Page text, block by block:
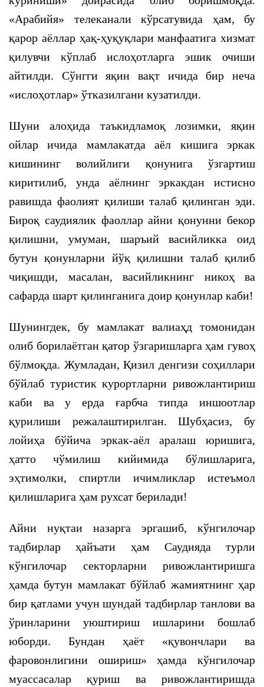
«Арабийя» телеканали кўрсатувида ҳам, бу
қарор аёллар ҳақ-ҳуқуқлари манфаатига хизмат
қилувчи кўплаб ислоҳотларга эшик очиши
айтилди. Сўнгги яқин вақт ичида бир неча
«ислоҳотлар» ўтказилгани кузатилди.
Шуни алоҳида таъкидламоқ лозимки, яқин
ойлар ичида мамлакатда аёл кишига эркак
кишининг волийлиги қонунига ўзгартиш
киритилиб, унда аёлнинг эркакдан истисно
равишда фаолият қилиши талаб қилинган эди.
Бироқ саудиялик фаоллар айни қонунни бекор
қилишни, умуман, шаръий васийликка оид
бутун қонунларни йўқ қилишни талаб қилиб
чиқишди, масалан, васийликнинг никоҳ ва
сафарда шарт қилинганига доир қонунлар каби!
Шунингдек, бу мамлакат валиаҳд томонидан
олиб борилаётган қатор ўзгаришларга ҳам гувоҳ
бўлмоқда. Жумладан, Қизил денгизи соҳиллари
бўйлаб туристик курортларни ривожлантириш
каби ва у ерда ғарбча типда иншоотлар
қурилиши режалаштирилган. Шубҳасиз, бу
лойиҳа бўйича эркак-аёл аралаш юришига,
ҳатто чўмилиш кийимида бўлишларига,
эҳтимолки, спиртли ичимликлар истеъмол
қилишларига ҳам рухсат берилади!
Айни нуқтаи назарга эргашиб, кўнгилочар
тадбирлар ҳайъати ҳам Саудияда турли
кўнгилочар секторларни ривожлантиришга
ҳамда бутун мамлакат бўйлаб жамиятнинг ҳар
бир қатлами учун шундай тадбирлар танлови ва
ўринларини уюштириш ишларини бошлаб
юборди. Бундан ҳаёт «қувончлари ва
фаровонлигини ошириш» ҳамда кўнгилочар
муассасалар қуриш ва ривожлантиришда